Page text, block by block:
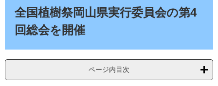
全国植樹祭岡山県実行委員会の第4
回総会を開催
ページ内目次